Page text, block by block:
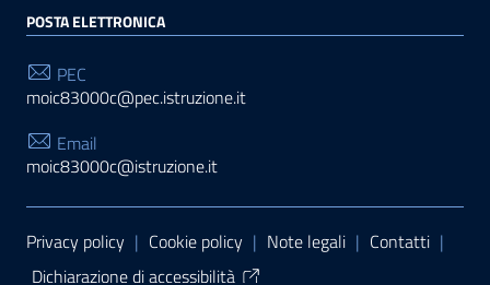
POSTA ELETTRONICA
PEC
moic83000c@pec.istruzione.it
Email
moic83000c@istruzione.it
Sezione Link Utili
Privacy policy | Cookie policy | Note legali | Contatti |
Dichiarazione di accessibilità